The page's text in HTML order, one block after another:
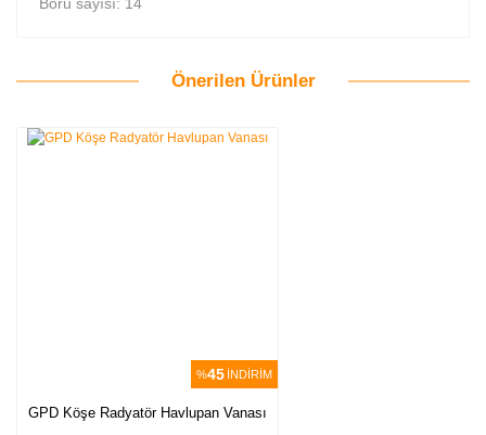
Önerilen Ürünler
%45 İNDİRİM
GPD Köşe Radyatör Havlupan Vanası